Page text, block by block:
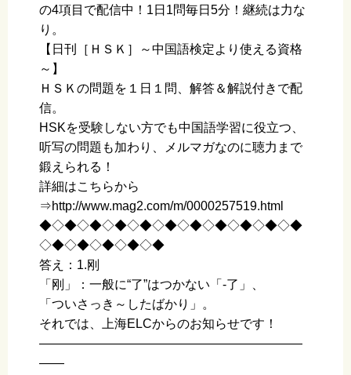
の4項目で配信中！1日1問毎日5分！継続は力な
り。
【日刊［ＨＳＫ］～中国語検定より使える資格
～】
ＨＳＫの問題を１日１問、解答＆解説付きで配
信。
HSKを受験しない方でも中国語学習に役立つ、
听写の問題も加わり、メルマガなのに聴力まで
鍛えられる！
詳細はこちらから
⇒http://www.mag2.com/m/0000257519.html
◆◇◆◇◆◇◆◇◆◇◆◇◆◇◆◇◆◇◆◇◆
◇◆◇◆◇◆◇◆◇◆
答え：1.刚
「刚」：一般に“了”はつかない「-了」、
「ついさっき～したばかり」。
それでは、上海ELCからのお知らせです！
—————————————————————
——